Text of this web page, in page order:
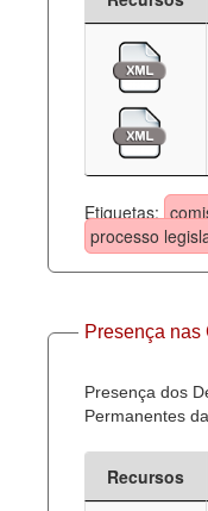
Etiquetas:
processo
Presença nas
Presença dos
Permanentes
Recursos